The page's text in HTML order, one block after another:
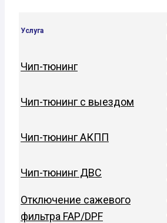
Услуга
Чип-тюнинг
Чип-тюнинг с выездом
Чип-тюнинг АКПП
Чип-тюнинг ДВС
Отключение сажевого
фильтра FAP/DPF